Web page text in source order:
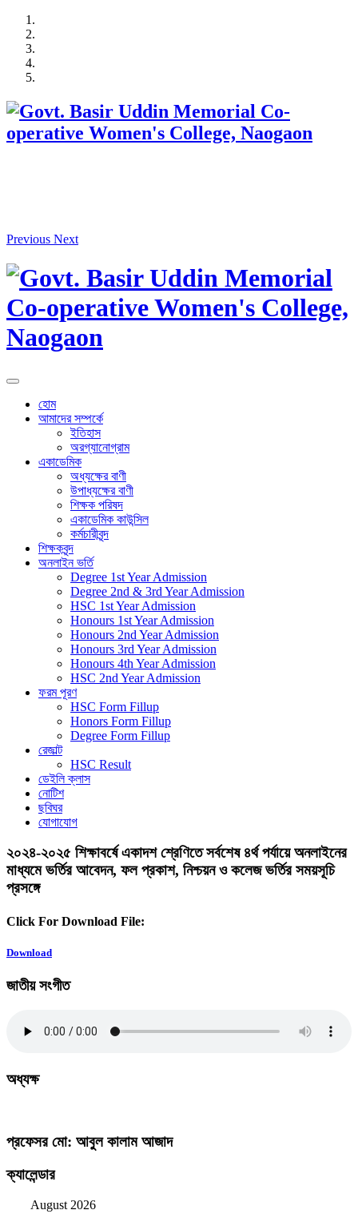
Skip
content
Previous Next
হোম
আমাদের সম্পর্কে
ইতিহাস
অরগ্যানোগ্রাম
একাডেমিক
অধ্যক্ষের বাণী
উপাধ্যক্ষের বাণী
শিক্ষক পরিষদ
একাডেমিক কাউন্সিল
কর্মচারীবৃন্দ
শিক্ষকবৃন্দ
অনলাইন ভর্তি
Degree 1st Year Admission
Degree 2nd & 3rd Year Admission
HSC 1st Year Admission
Honours 1st Year Admission
Honours 2nd Year Admission
Honours 3rd Year Admission
Honours 4th Year Admission
HSC 2nd Year Admission
ফরম পূরণ
HSC Form Fillup
Honors Form Fillup
Degree Form Fillup
রেজাল্ট
HSC Result
ডেইলি ক্লাস
নোটিশ
ছবিঘর
যোগাযোগ
২০২৪-২০২৫ শিক্ষাবর্ষে একাদশ শ্রেণিতে সর্বশেষ ৪র্থ পর্যায়ে অনলাইনের
মাধ্যমে ভর্তির আবেদন, ফল প্রকাশ, নিশ্চয়ন ও কলেজ ভর্তির সময়সূচি
প্রসঙ্গে
Click For Download File:
Download
জাতীয় সংগীত
অধ্যক্ষ
প্রফেসর মো: আবুল কালাম আজাদ
ক্যালেন্ডার
August 2026